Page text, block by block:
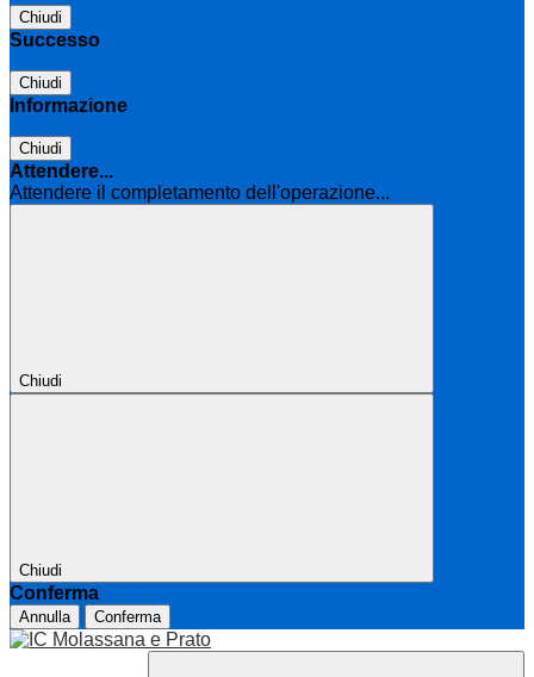
Chiudi
Successo
Chiudi
Informazione
Chiudi
Attendere...
Attendere il completamento dell'operazione...
Chiudi
Chiudi
Conferma
Annulla Conferma